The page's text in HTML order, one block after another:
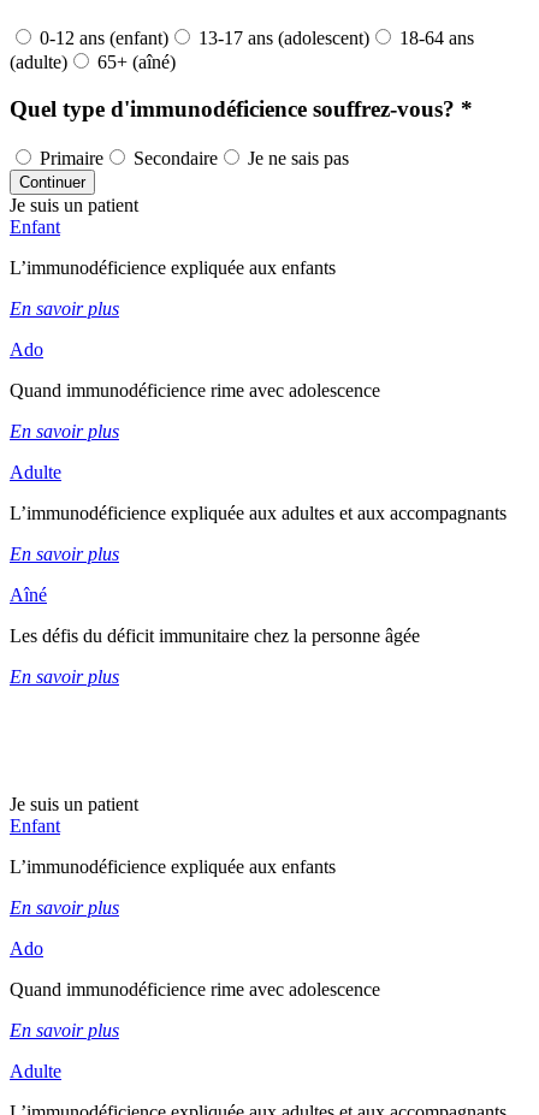
0-12 ans (enfant) 13-17 ans (adolescent)
18-64 ans
(adulte)
65+ (aîné)
Quel type d'immunodéficience souffrez-vous? *
Primaire Secondaire Je ne sais pas
Continuer
Je suis un patient
Enfant
L’immunodéficience expliquée aux enfants
En savoir plus
Ado
Quand immunodéficience rime avec adolescence
En savoir plus
Adulte
L’immunodéficience expliquée aux adultes et aux accompagnants
En savoir plus
Aîné
Les défis du déficit immunitaire chez la personne âgée
En savoir plus
Je suis un patient
Enfant
L’immunodéficience expliquée aux enfants
En savoir plus
Ado
Quand immunodéficience rime avec adolescence
En savoir plus
Adulte